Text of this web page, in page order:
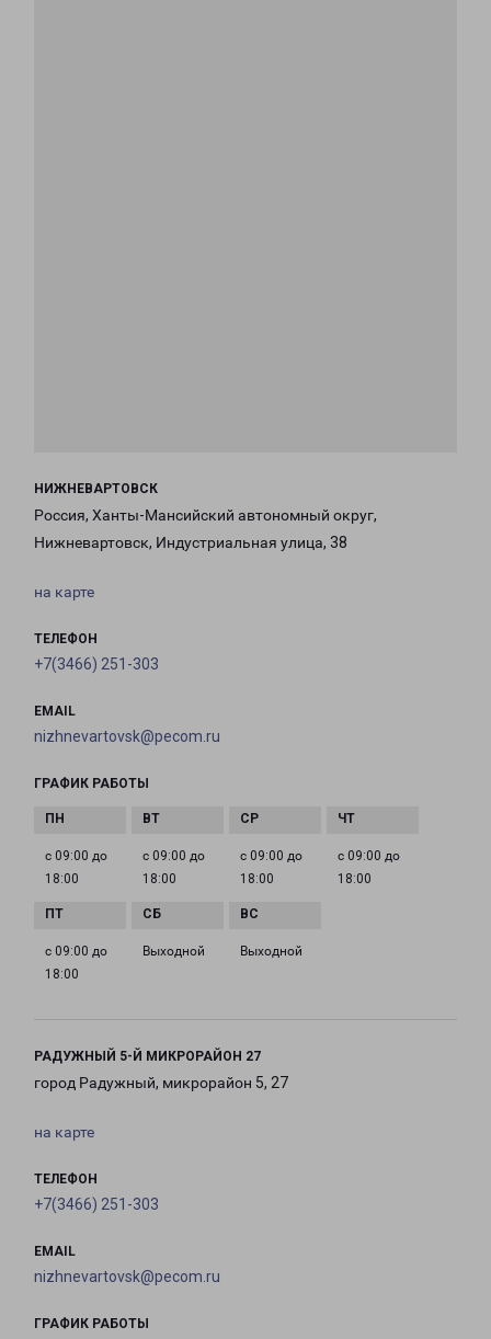
НИЖНЕВАРТОВСК
Россия, Ханты-Мансийский автономный округ,
Нижневартовск, Индустриальная улица, 38
на карте
ТЕЛЕФОН
+7(3466) 251-303
EMAIL
nizhnevartovsk@pecom.ru
ГРАФИК РАБОТЫ
с 09:00 до
18:00
с 09:00 до
18:00
с 09:00 до
18:00
с 09:00 до
18:00
с 09:00 до
18:00
Выходной Выходной
РАДУЖНЫЙ 5-Й МИКРОРАЙОН 27
город Радужный, микрорайон 5, 27
на карте
ТЕЛЕФОН
+7(3466) 251-303
EMAIL
nizhnevartovsk@pecom.ru
ГРАФИК РАБОТЫ